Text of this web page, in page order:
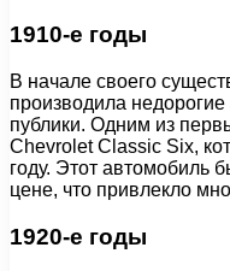
1910-е годы
В начале своего
производила
публики. Одним из
Chevrolet Classic Six,
году. Этот автомобиль
цене, что привлекло
1920-е годы